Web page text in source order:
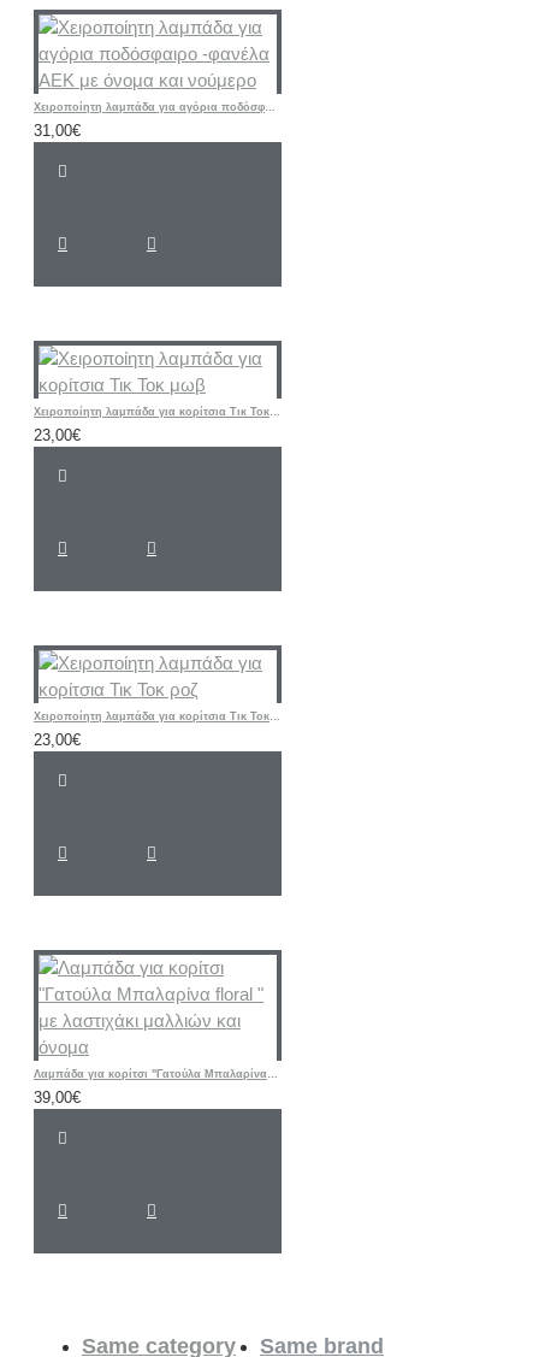
Χειροποίητη λαμπάδα για αγόρια ποδόσφαιρο -φανέλα ΑΕΚ με όνομα και νούμερο
31,00€
Χειροποίητη λαμπάδα για κορίτσια Τικ Τοκ μωβ
23,00€
Χειροποίητη λαμπάδα για κορίτσια Τικ Τοκ ροζ
23,00€
Λαμπάδα για κορίτσι "Γατούλα Μπαλαρίνα floral " με λαστιχάκι μαλλιών και όνομα
39,00€
Same category Same brand